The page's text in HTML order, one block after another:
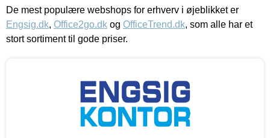
De mest populære webshops for erhverv i øjeblikket er
Engsig.dk, Office2go.dk og OfficeTrend.dk, som alle har et
stort sortiment til gode priser.